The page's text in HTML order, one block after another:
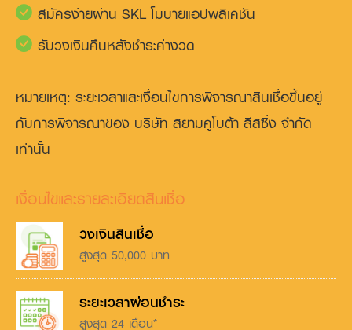
สมัครง่ายผ่าน SKL โมบายแอปพลิเคชัน
รับวงเงินคืนหลังชำระค่างวด
หมายเหตุ: ระยะเวลาและเงื่อนไขการพิจารณาสินเชื่อขึ้นอยู่
กับการพิจารณาของ บริษัท สยามคูโบต้า ลีสซิ่ง จำกัด
เท่านั้น
เงื่อนไขและรายละเอียดสินเชื่อ
วงเงินสินเชื่อ
สูงสุด 50,000 บาท
ระยะเวลาผ่อนชำระ
สูงสุด 24 เดือน*